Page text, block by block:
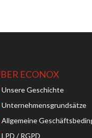
ECONOX
Unsere Geschichte
Unternehmensgrundsätze
Allgemeine
LPD / RGPD